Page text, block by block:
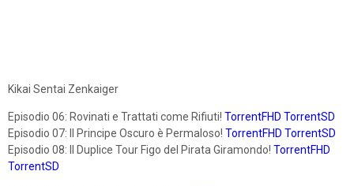
Kikai Sentai Zenkaiger
Episodio 06: Rovinati e Trattati come Rifiuti! TorrentFHD TorrentSD
Episodio 07: Il Principe Oscuro è Permaloso! TorrentFHD TorrentSD
Episodio 08: Il Duplice Tour Figo del Pirata Giramondo! TorrentFHD
TorrentSD